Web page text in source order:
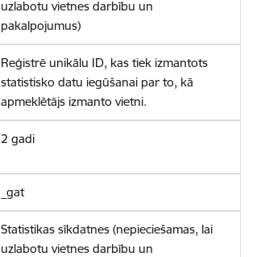
uzlabotu vietnes darbību un
pakalpojumus)
Reģistrē unikālu ID, kas tiek izmantots
statistisko datu iegūšanai par to, kā
apmeklētājs izmanto vietni.
2 gadi
_gat
Statistikas sīkdatnes (nepieciešamas, lai
uzlabotu vietnes darbību un